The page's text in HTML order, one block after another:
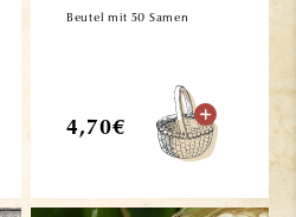
Beutel mit 50 Samen
Normaler
4,70€